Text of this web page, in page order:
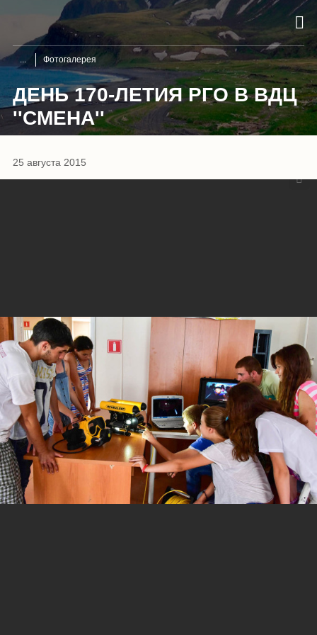
Фотогалерея
ДЕНЬ 170-ЛЕТИЯ РГО В ВДЦ
''СМЕНА''
25 августа 2015